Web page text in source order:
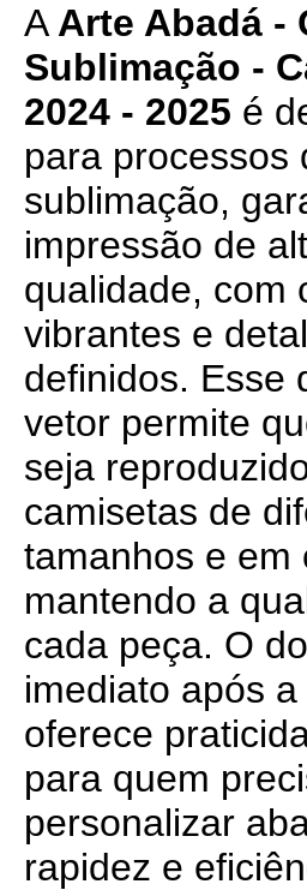
A Arte Abadá -
Sublimação -
2024 - 2025 é
para processos
sublimação,
impressão de
qualidade, com
vibrantes e
definidos. Esse
vetor permite
seja
camisetas de
tamanhos e em
mantendo a
cada peça. O
imediato após
oferece
para quem
personalizar
rapidez e